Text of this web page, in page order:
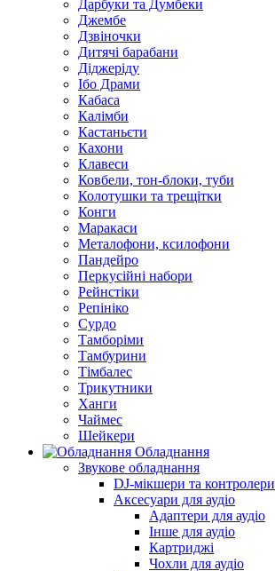
Дарбуки та Думбеки
Джембе
Дзвіночки
Дитячі барабани
Діджеріду
Ібо Драми
Кабаса
Калімби
Кастаньєти
Кахони
Клавеси
Ковбели, тон-блоки, туби
Колотушки та трещітки
Конги
Маракаси
Металофони, ксилофони
Пандейро
Перкусійні набори
Рейнстіки
Репініко
Сурдо
Тамборіми
Тамбурини
Тімбалес
Трикутники
Ханги
Чаймес
Шейкери
Обладнання
Звукове обладнання
DJ-мікшери та контролери
Аксесуари для аудіо
Адаптери для аудіо
Інше для аудіо
Картриджі
Чохли для аудіо